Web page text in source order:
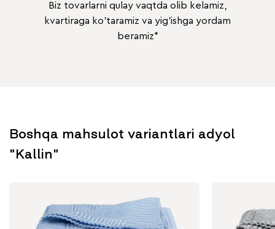
Biz tovarlarni qulay vaqtda olib kelamiz,
kvartiraga ko'taramiz va yig'ishga yordam
beramiz*
Boshqa mahsulot variantlari adyol
"Kallin"